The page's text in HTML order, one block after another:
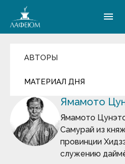
menu
АВТОРЫ
Фильмы и Сериалы
Пословицы и поговорки
Аамир Кхан
Абрахам Маслоу
Абу-ль-Фарадж бин Харун
Абуль-Фарадж ибн аль-
Август Бебель
Ямамото
Ямамото
Самурай из
провинции
служению
МАТЕРИАЛ ДНЯ
Цитата дня
Джаред Даймонд